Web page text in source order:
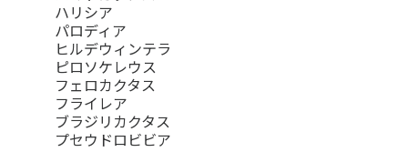
ハリシア
パロディア
ヒルデウィンテラ
ピロソケレウス
フェロカクタス
フライレア
ブラジリカクタス
プセウドロビビア